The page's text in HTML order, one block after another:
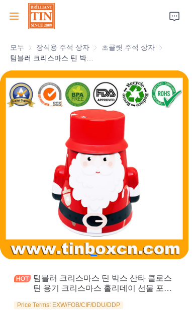
모두 장식용 주석 상자 장식용 주석 상자
초콜릿 주석 상자 초콜릿 주석
텀블러 크리스마스 틴 박스 산타 클로스
틴 용기 크리스마스 홀리데이 선물 포장
Price Terms: EXW/FOB/CIF/DDU/DDP
집
회사
제품
소식